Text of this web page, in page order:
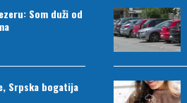
Som duži od
Srpska bogatija